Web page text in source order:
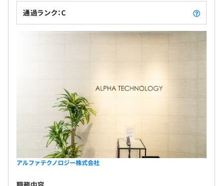
通過ランク：C
アルファテクノロジー株式会社